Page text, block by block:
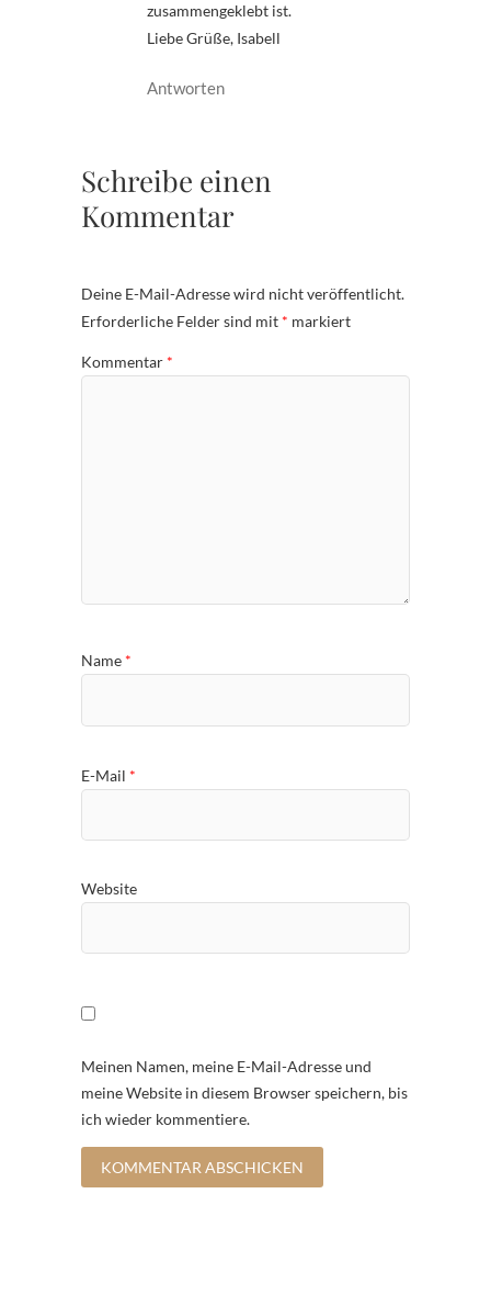
zusammengeklebt ist.
Liebe Grüße, Isabell
Antworten
Schreibe einen
Kommentar
Deine E-Mail-Adresse wird nicht veröffentlicht.
Erforderliche Felder sind mit * markiert
Kommentar *
Name *
E-Mail *
Website
Meinen Namen, meine E-Mail-Adresse und
meine Website in diesem Browser speichern, bis
ich wieder kommentiere.